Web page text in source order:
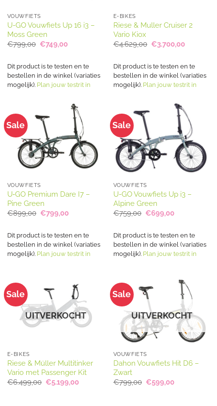
VOUWFIETS
U-GO Vouwfiets Up 16 i3 –
Moss Green
€799,00 Oorspronkelijke
prijs
€799,00.
€749,00Huidige
€749,00.
Dit product is te testen en te
bestellen in de winkel (variaties
mogelijk). Plan jouw testrit in
E-BIKES
Riese & Muller Cruiser 2
Vario Kiox
€4.629,00 Oorspronkelijke
prijs
€4.629,00.
€3.700,00Huidige
Dit product is te testen en te
bestellen in de winkel (variaties
mogelijk). Plan jouw testrit in
Sale
VOUWFIETS
U‑GO Premium Dare I7 –
Pine Green
€899,00 Oorspronkelijke
prijs
€899,00.
€799,00Huidige
€799,00.
Dit product is te testen en te
bestellen in de winkel (variaties
mogelijk). Plan jouw testrit in
Sale
VOUWFIETS
U-GO Vouwfiets Up i3 –
Alpine Green
€759,00 Oorspronkelijke
prijs
€759,00.
€699,00Huidige
€699,00.
Dit product is te testen en te
bestellen in de winkel (variaties
mogelijk). Plan jouw testrit in
Sale
UITVERKOCHT
E-BIKES
Riese & Müller Multitinker
Vario met Passenger Kit
€6.499,00 Oorspronkelijke
prijs
€5.199,00Huidige
Sale
UITVERKOCHT
VOUWFIETS
Dahon Vouwfiets Hit D6 –
Zwart
€799,00 Oorspronkelijke
prijs
€599,00Huidige